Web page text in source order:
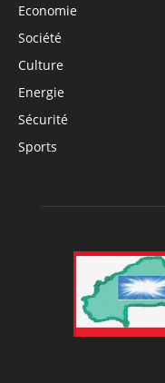
Economie
Société
Culture
Energie
Sécurité
Sports